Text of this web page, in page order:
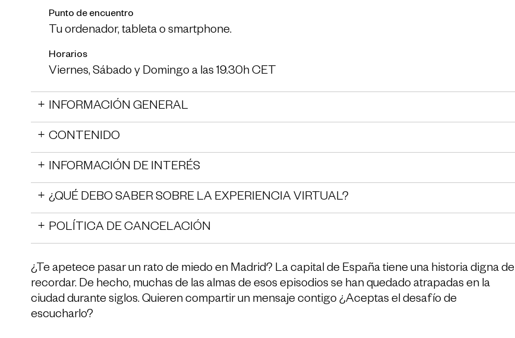
Punto de encuentro
Tu ordenador, tableta o smartphone.
Horarios
Viernes, Sábado y Domingo a las 19.30h CET
INFORMACIÓN GENERAL
CONTENIDO
INFORMACIÓN DE INTERÉS
¿QUÉ DEBO SABER SOBRE LA EXPERIENCIA VIRTUAL?
POLÍTICA DE CANCELACIÓN
¿Te apetece pasar un rato de miedo en Madrid? La capital de España tiene una historia digna de
recordar. De hecho, muchas de las almas de esos episodios se han quedado atrapadas en la
ciudad durante siglos. Quieren compartir un mensaje contigo ¿Aceptas el desafío de
escucharlo?